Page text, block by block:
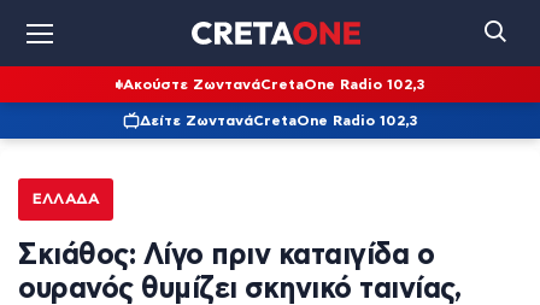
Ακούστε ΖωντανάCretaOne Radio 102,3
Δείτε ΖωντανάCretaOne Radio 102,3
ΕΛΛΆΔΑ
Σκιάθος: Λίγο πριν καταιγίδα ο
ουρανός θυμίζει σκηνικό ταινίας,